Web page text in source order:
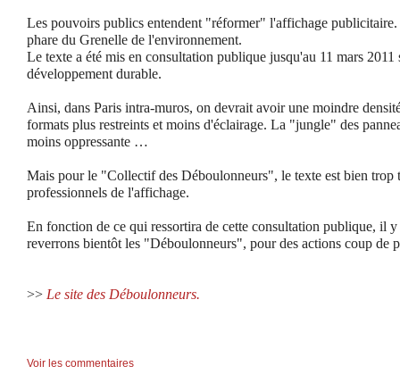
Les pouvoirs publics entendent "réformer" l'affichage
phare du Grenelle de l'environnement.
Le texte a été mis en consultation publique jusqu'au 11 mars
développement durable.
Ainsi, dans Paris intra-muros, on devrait avoir une moindre
formats plus restreints et moins d'éclairage. La "jungle" des
moins oppressante …
Mais pour le "Collectif des Déboulonneurs", le texte est bien trop
professionnels de l'affichage.
En fonction de ce qui ressortira de cette consultation publique, il
reverrons bientôt les "Déboulonneurs", pour des actions coup de
>> Le site des Déboulonneurs.
Voir les commentaires